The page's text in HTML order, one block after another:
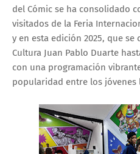
del Cómic se ha consolidado
visitados de la Feria
y en esta edición 2025, que se
Cultura Juan Pablo Duarte
con una programación
popularidad entre los jóvenes